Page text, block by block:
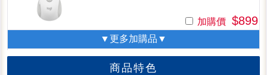
加購價 $899
▼更多加購品▼
商品特色